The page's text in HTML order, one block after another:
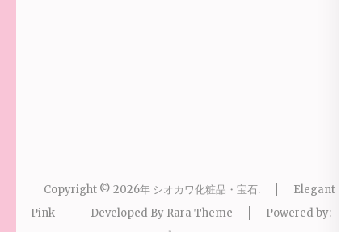
Copyright © 2026年 シオカワ化粧品・宝石.
Elegant
Pink
Developed By Rara Theme
Powered by: